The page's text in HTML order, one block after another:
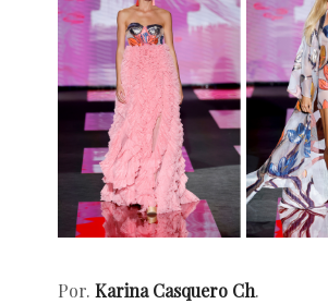
Por. Karina Casquero Ch.